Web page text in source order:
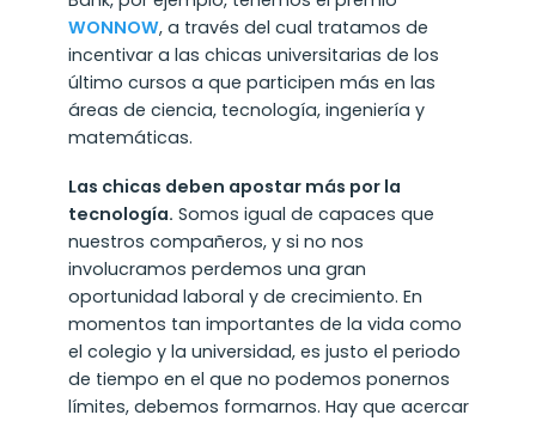
WONNOW, a través del cual tratamos de
incentivar a las chicas universitarias de los
último cursos a que participen más en las
áreas de ciencia, tecnología, ingeniería y
matemáticas.
Las chicas deben apostar más por la
tecnología. Somos igual de capaces que
nuestros compañeros, y si no nos
involucramos perdemos una gran
oportunidad laboral y de crecimiento. En
momentos tan importantes de la vida como
el colegio y la universidad, es justo el periodo
de tiempo en el que no podemos ponernos
límites, debemos formarnos. Hay que acercar